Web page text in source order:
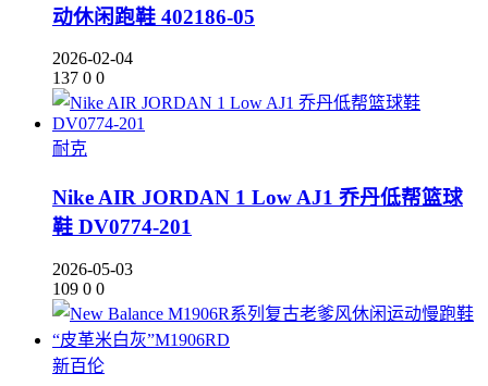
动休闲跑鞋 402186-05
2026-02-04
137 0 0
耐克
Nike AIR JORDAN 1 Low AJ1 乔丹低帮篮球
鞋 DV0774-201
2026-05-03
109 0 0
新百伦